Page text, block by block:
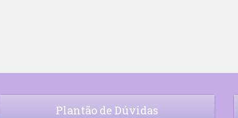
Plantão de Dúvidas